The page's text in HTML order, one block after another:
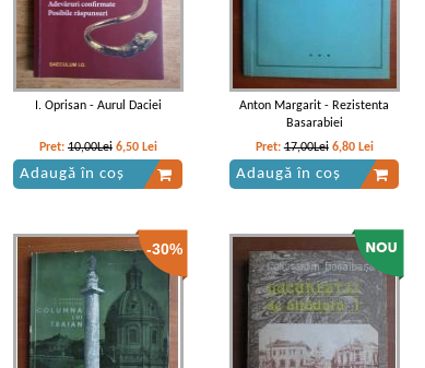
I. Oprisan - Aurul Daciei
Pret: 10,00Lei 6,50 Lei
Adaugă în coș
Anton Margarit - Rezistenta
Basarabiei
Pret:17,00Lei 6,80 Lei
Adaugă în coș
-30%